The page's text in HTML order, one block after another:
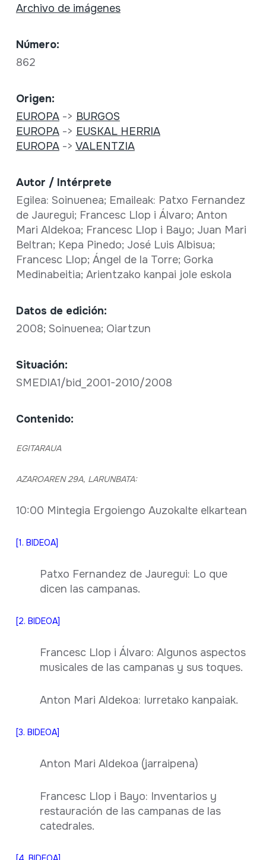
Archivo de imágenes
Número:
862
Origen:
EUROPA-> BURGOS
EUROPA-> EUSKAL HERRIA
EUROPA-> VALENTZIA
Autor / Intérprete
Egilea: Soinuenea; Emaileak: Patxo Fernandez
de Jauregui; Francesc Llop i Álvaro; Anton
Mari Aldekoa; Francesc Llop i Bayo; Juan Mari
Beltran; Kepa Pinedo; José Luis Albisua;
Francesc Llop; Ángel de la Torre; Gorka
Medinabeitia; Arientzako kanpai jole eskola
Datos de edición:
2008; Soinuenea; Oiartzun
Situación:
SMEDIA1/bid_2001-2010/2008
Contenido:
EGITARAUA
AZAROAREN 29A, LARUNBATA:
10:00 Mintegia Ergoiengo Auzokalte elkartean
[1. BIDEOA]
Patxo Fernandez de Jauregui: Lo que
dicen las campanas.
[2. BIDEOA]
Francesc Llop i Álvaro: Algunos aspectos
musicales de las campanas y sus toques.
Anton Mari Aldekoa: Iurretako kanpaiak.
[3. BIDEOA]
Anton Mari Aldekoa (jarraipena)
Francesc Llop i Bayo: Inventarios y
restauración de las campanas de las
catedrales.